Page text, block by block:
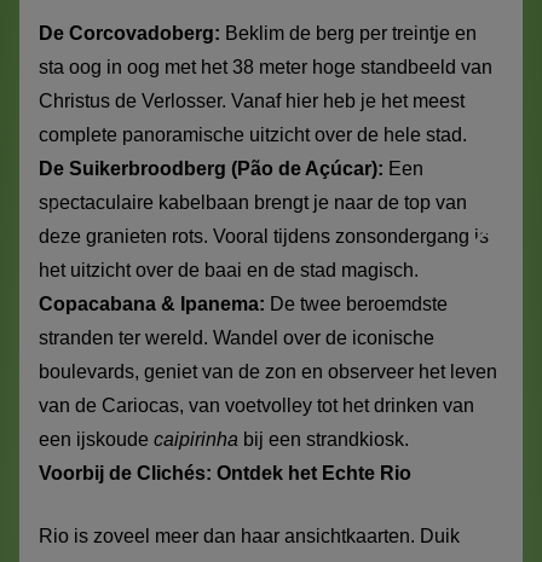
De Corcovadoberg: Beklim de berg per treintje en
sta oog in oog met het 38 meter hoge standbeeld van
Christus de Verlosser. Vanaf hier heb je het meest
complete panoramische uitzicht over de hele stad.
De Suikerbroodberg (Pão de Açúcar): Een
spectaculaire kabelbaan brengt je naar de top van
deze granieten rots. Vooral tijdens zonsondergang is
het uitzicht over de baai en de stad magisch.
Copacabana & Ipanema: De twee beroemdste
stranden ter wereld. Wandel over de iconische
boulevards, geniet van de zon en observeer het leven
van de Cariocas, van voetvolley tot het drinken van
een ijskoude caipirinha bij een strandkiosk.
Voorbij de Clichés: Ontdek het Echte Rio
Rio is zoveel meer dan haar ansichtkaarten. Duik